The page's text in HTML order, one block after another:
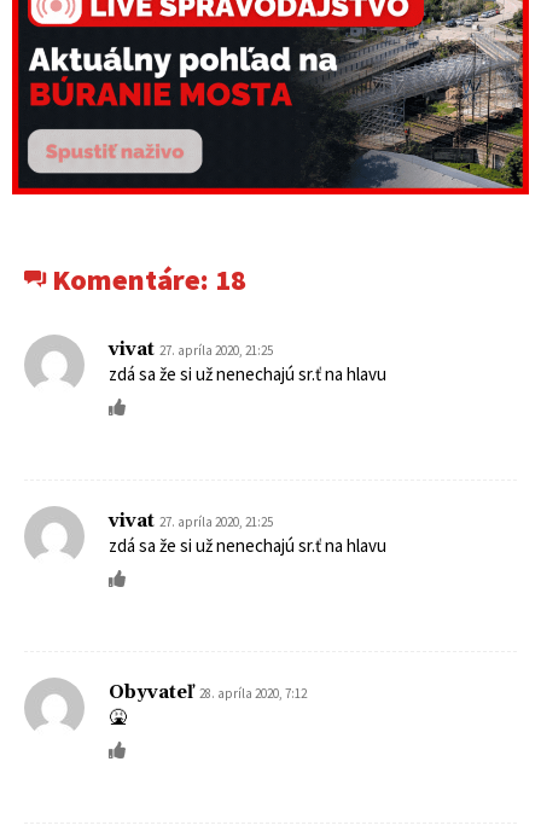
Komentáre: 18
vivat 27. apríla 2020, 21:25
zdá sa že si už nenechajú sr.ť na hlavu
vivat 27. apríla 2020, 21:25
zdá sa že si už nenechajú sr.ť na hlavu
Obyvateľ 28. apríla 2020, 7:12
🤮